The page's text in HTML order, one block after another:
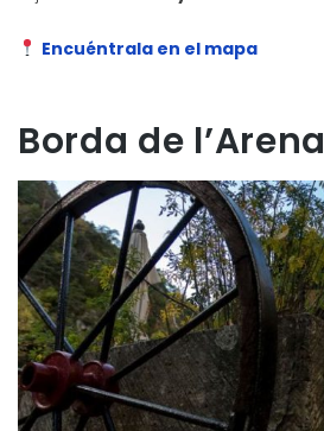
Encuéntrala en el mapa
Borda de l’Arena